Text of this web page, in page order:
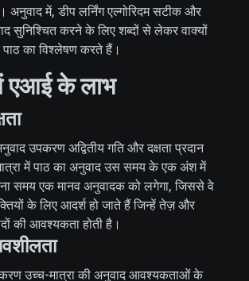
अनुवाद में, डीप लर्निंग एल्गोरिदम सटीक और
सुनिश्चित करने के लिए शब्दों से लेकर वाक्यों
का विश्लेषण करते हैं।
एआई के लाभ
उपकरण अद्वितीय गति और दक्षता प्रदान
में पाठ का अनुवाद उस समय के एक अंश में
समय एक मानव अनुवादक को लगेगा, जिससे वे
के लिए आदर्श हो जाते हैं जिन्हें तेज़ और
की आवश्यकता होती है।
उच्च-मात्रा की अनुवाद आवश्यकताओं के